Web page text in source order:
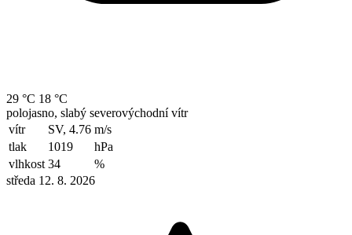
29 °C 18 °C
polojasno, slabý severovýchodní vítr
vítr
SV, 4.76 m/s
tlak
1019
hPa
vlhkost 34
%
středa 12. 8. 2026